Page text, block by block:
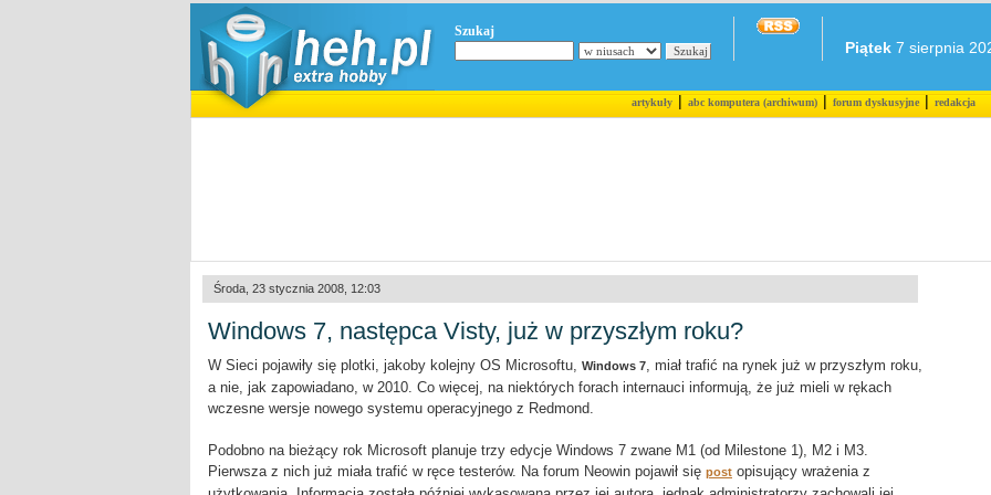
Szukaj
Piątek 7 sierpnia
artykuły|abc komputera (archiwum)|forum dyskusyjne|redakcja
Środa, 23 stycznia 2008, 12:03
Windows 7, następca Visty, już w przyszłym roku?
W Sieci pojawiły się plotki, jakoby kolejny OS Microsoftu, Windows 7, miał trafić na rynek już w przyszłym roku,
a nie, jak zapowiadano, w 2010. Co więcej, na niektórych forach internauci informują, że już mieli w rękach
wczesne wersje nowego systemu operacyjnego z Redmond.
Podobno na bieżący rok Microsoft planuje trzy edycje Windows 7 zwane M1 (od Milestone 1), M2 i M3.
Pierwsza z nich już miała trafić w ręce testerów. Na forum Neowin pojawił się post opisujący wrażenia z